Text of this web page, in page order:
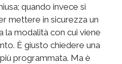
quando invece si
mettere in sicurezza un
la modalità con cui viene
È giusto chiedere una
programmata. Ma è